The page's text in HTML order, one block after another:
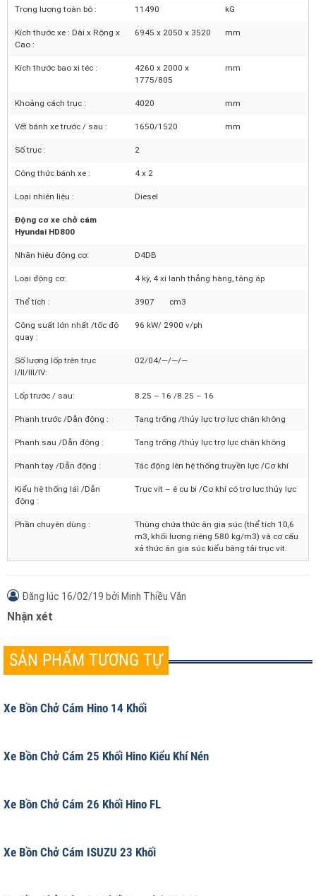
Số người cho phép chở : 3 người
Trọng lượng toàn bộ : 11490 kG
Cao :
1775/805
Khoảng cách trục : 4020 mm
Vết bánh xe trước / sau : 1650/1520
Số trục : 2
Công thức bánh xe : 4 x 2
Loại nhiên liệu :
Hyundai HD800
Nhãn hiệu động cơ: D4DB
Loại động cơ: 4 kỳ, 4 xi lanh thẳng hàng, tăng áp
Thể tích : 3907 cm3
quay :
I/II/III/IV:
Lốp trước / sau: 8.25 – 16 /8.25 – 16
Phanh trước /Dẫn động : Tang trống /thủy lực trợ lực chân không
Phanh sau /Dẫn động : Tang trống /thủy lực trợ lực chân không
Phanh tay /Dẫn động : Tác động lên hệ thống truyền lực /Cơ khí
Kiểu hệ thống lái /Dẫn
Trục vít – ê cu bi /Cơ khí có trợ lực thủy lực
Thùng chứa thức ăn gia súc (thể tích 10,6
Nhận xét